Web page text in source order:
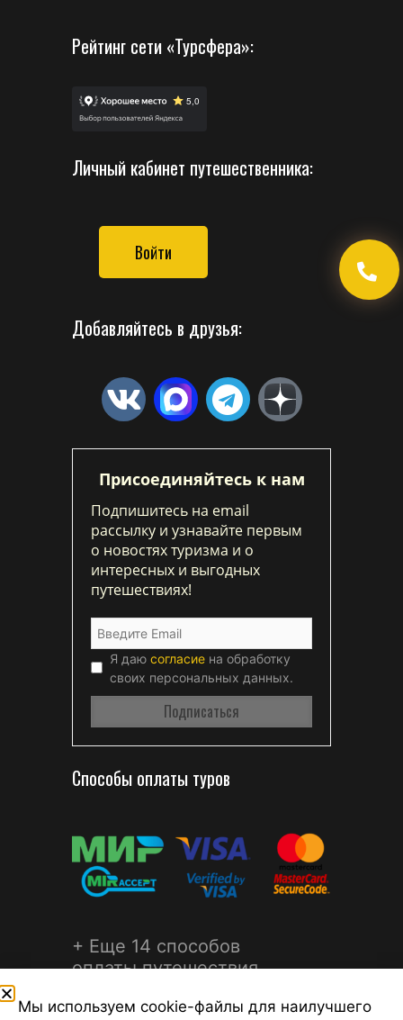
Рейтинг сети «Турсфера»:
Личный кабинет путешественника:
Войти
Добавляйтесь в друзья:
Присоединяйтесь к нам
Подпишитесь на email
рассылку и узнавайте первым
о новостях туризма и о
интересных и выгодных
путешествиях!
Я даю согласие на обработку
своих персональных данных.
Способы оплаты туров
+ Еще 14 способов
оплаты путешествия
Мы используем cookie-файлы для наилучшего